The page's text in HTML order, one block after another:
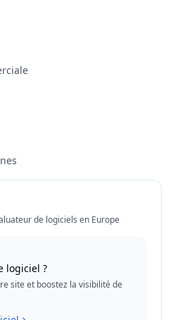
de logiciels en Europe
logiciel ?
site et boostez la visibilité de